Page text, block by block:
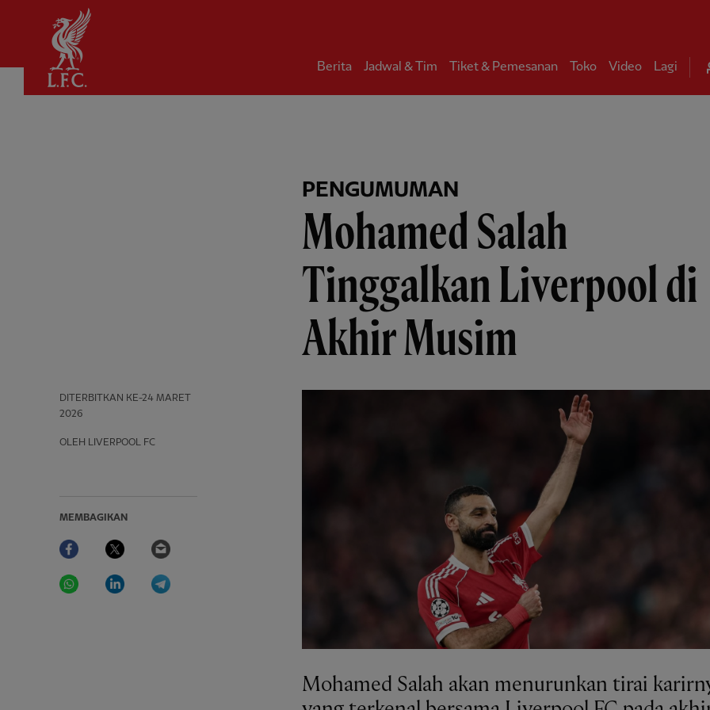
Berita Jadwal & Tim Tiket & Pemesanan Toko Video Lagi
PENGUMUMAN
Mohamed Salah
Tinggalkan Liverpool di
Akhir Musim
DITERBITKAN KE-24 MARET
2026
OLEH LIVERPOOL FC
MEMBAGIKAN
Facebook Twitter
WhatsAppLinkedIn
Mohamed Salah akan menurunkan tirai